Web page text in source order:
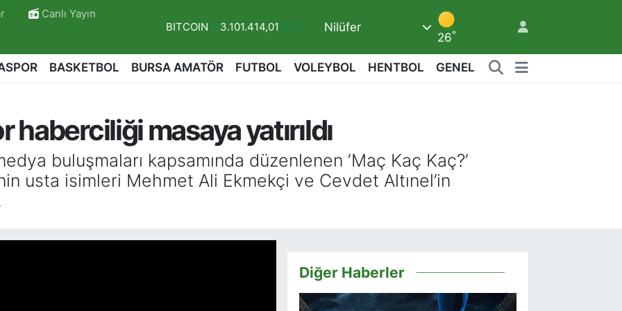
Canlı Yayın
DOLAR 47,7436 %0.18
EURO
55,2510 %0.32
BİST100
13.779 %-14
3.101.414,01 %1.11
Nilüfer
26°
BASKETBOL BURSA AMATÖR FUTBOL VOLEYBOL HENTBOL GENEL
haberciliği masaya yatırıldı
buluşmaları kapsamında düzenlenen ‘Maç Kaç Kaç?’
usta isimleri Mehmet Ali Ekmekçi ve Cevdet Altınel’in
Diğer Haberler